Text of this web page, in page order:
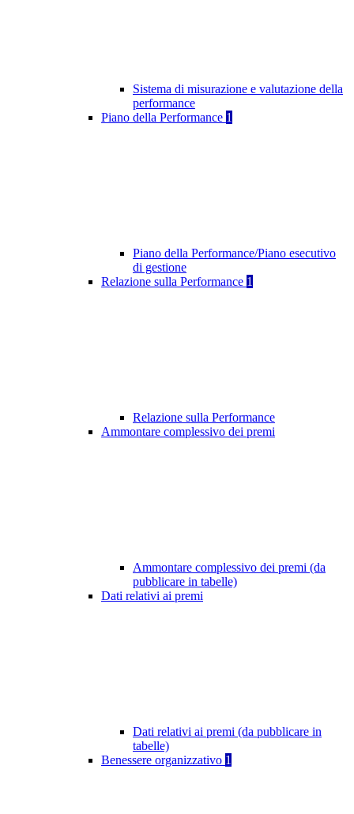
Sistema di misurazione e valutazione della
performance
Piano della Performance 1
Piano della Performance/Piano esecutivo
di gestione
Relazione sulla Performance 1
Relazione sulla Performance
Ammontare complessivo dei premi
Ammontare complessivo dei premi (da
pubblicare in tabelle)
Dati relativi ai premi
Dati relativi ai premi (da pubblicare in
tabelle)
Benessere organizzativo 1